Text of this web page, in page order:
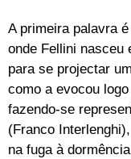
A primeira palavra
onde Fellini nasceu
para se projectar
como a evocou logo
fazendo-se
(Franco
na fuga à